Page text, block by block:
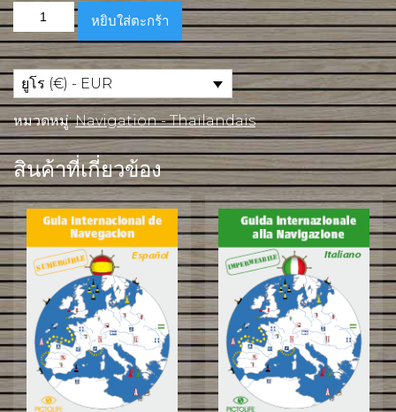
จำนวน
Mémento
de
Navigation
Internationale
en
Anglais
ชิ้น
หยิบใส่ตะกร้า
ยูโร (€) - EUR
หมวดหมู่:Navigation - Thaïlandais
สินค้าที่เกี่ยวข้อง